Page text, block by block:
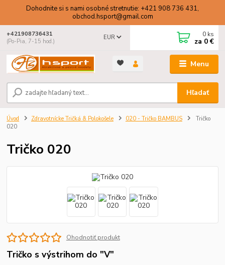
Dohodnite si s nami osobné stretnutie: +421 908 736 431,
obchod.hsport@gmail.com
Menu
EUR
Hľadať
+421908736431
(Po-Pia, 7-15 hod.)
0 ks
za 0 €
Úvod Zdravotnícke Tričká & Polokošele 020 - Tričko BAMBUS
Tričko
020
Tričko 020
Ohodnotiť produkt
Tričko s výstrihom do "V"